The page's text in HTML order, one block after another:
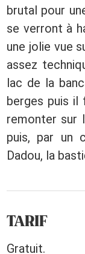
brutal pour
se verront à
une jolie vue
assez
lac de la
berges puis il
remonter sur
puis, par un
Dadou, la
TARIF
Gratuit.